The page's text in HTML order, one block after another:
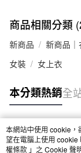
商品相關分類
新商品
新商品
女裝
女上衣
本分類熱銷全
熱門標籤
本網站中使用 cookie，
望在電腦上使用 cookie
權條款 」之 Cookie 聲